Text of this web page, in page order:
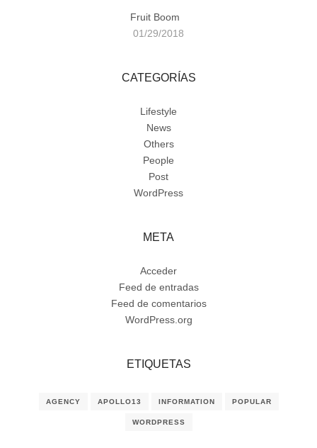
Fruit Boom
01/29/2018
CATEGORÍAS
Lifestyle
News
Others
People
Post
WordPress
META
Acceder
Feed de entradas
Feed de comentarios
WordPress.org
ETIQUETAS
AGENCY APOLLO13 INFORMATION POPULAR
WORDPRESS